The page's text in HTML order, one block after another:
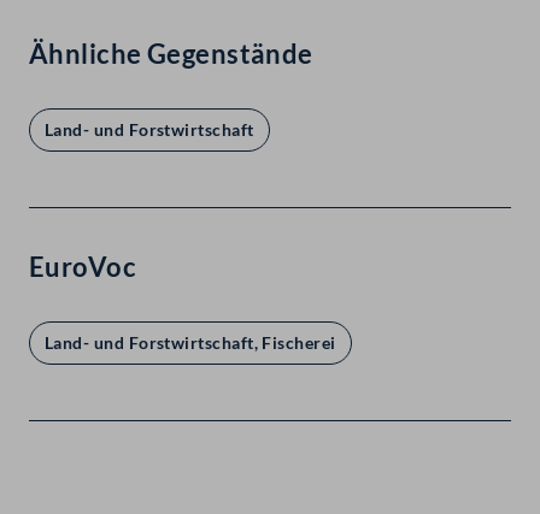
Ähnliche Gegenstände
Land- und Forstwirtschaft
EuroVoc
Land- und Forstwirtschaft, Fischerei